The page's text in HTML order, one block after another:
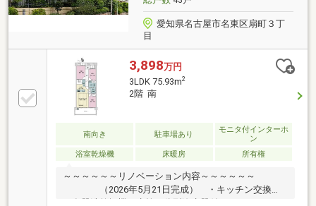
愛知県名古屋市名東区扇町３丁
目
3,898万円
3LDK 75.93m2
2階 南
南向き 駐車場あり
モニタ付インターホ
ン
浴室乾燥機
床暖房 所有権
～～～～～～リノベーション内容～～～～～～
（2026年5月21日完成） ・キッチン交換